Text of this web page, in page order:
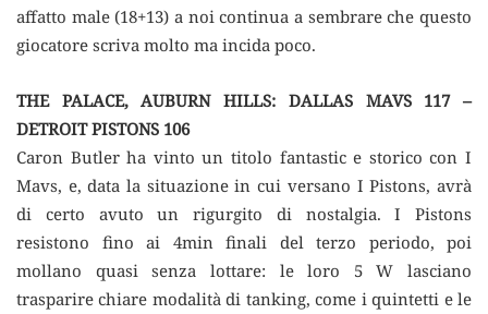
affatto male (18+13) a noi continua a sembrare che questo
giocatore scriva molto ma incida poco.
THE PALACE, AUBURN HILLS: DALLAS MAVS 117 –
DETROIT PISTONS 106
Caron Butler ha vinto un titolo fantastic e storico con I
Mavs, e, data la situazione in cui versano I Pistons, avrà
di certo avuto un rigurgito di nostalgia. I Pistons
resistono fino ai 4min finali del terzo periodo, poi
mollano quasi senza lottare: le loro 5 W lasciano
trasparire chiare modalità di tanking, come i quintetti e le